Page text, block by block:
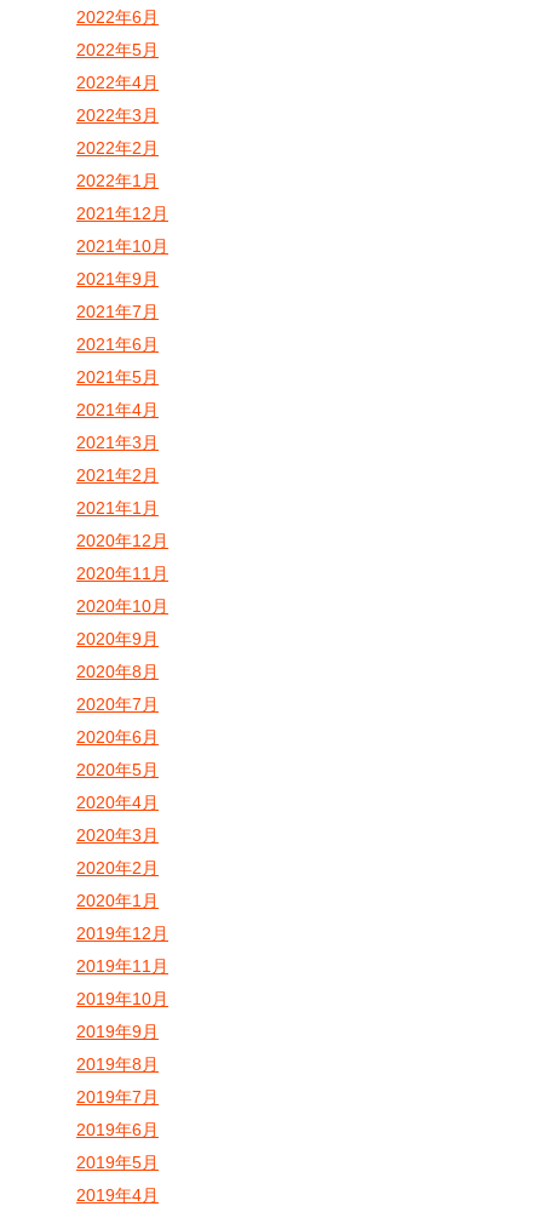
2022年6月
2022年5月
2022年4月
2022年3月
2022年2月
2022年1月
2021年12月
2021年10月
2021年9月
2021年7月
2021年6月
2021年5月
2021年4月
2021年3月
2021年2月
2021年1月
2020年12月
2020年11月
2020年10月
2020年9月
2020年8月
2020年7月
2020年6月
2020年5月
2020年4月
2020年3月
2020年2月
2020年1月
2019年12月
2019年11月
2019年10月
2019年9月
2019年8月
2019年7月
2019年6月
2019年5月
2019年4月